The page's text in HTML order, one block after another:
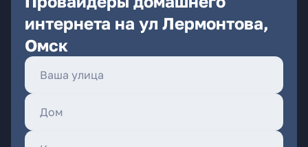
интернета на ул Лермонтова,
Омск